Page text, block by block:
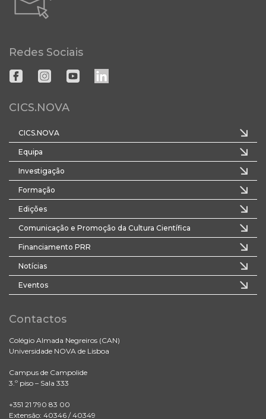
Redes Sociais
CICS.NOVA
CICS.NOVA
Equipa
Investigação
Formação
Edições
Comunicação e Promoção da Cultura Científica
Financiamento PRR
Notícias
Eventos
Contactos
Colégio Almada Negreiros (CAN)
Universidade NOVA de Lisboa
Campus de Campolide
3.º piso – Sala 333
+351 21 790 83 00
Extensão: 40346 / 40349